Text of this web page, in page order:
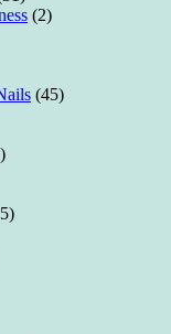
(2)
(45)